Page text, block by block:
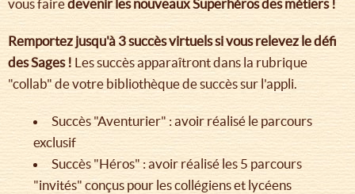
vous fairedevenir les nouveaux Superhéros des métiers !
Remportez jusqu'à 3 succès virtuels si vous relevez le défi
des Sages ! Les succès apparaîtront dans la rubrique
"collab" de votre bibliothèque de succès sur l'appli.
Succès "Aventurier" : avoir réalisé le parcours
exclusif
Succès "Héros" : avoir réalisé les 5 parcours
"invités" conçus pour les collégiens et lycéens